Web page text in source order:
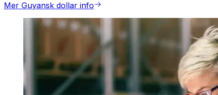
Mer Guyansk dollar info